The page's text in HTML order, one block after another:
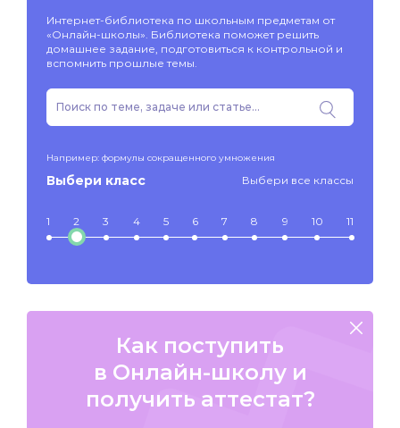
Интернет-библиотека по школьным предметам от
«Онлайн-школы». Библиотека поможет решить
домашнее задание, подготовиться к контрольной и
вспомнить прошлые темы.
Например: формулы сокращенного умножения
Выбери класс Выбери все классы
1 2 3 4 5 6 7 8 9 10 11
Как поступить
в Онлайн-школу и
получить аттестат?